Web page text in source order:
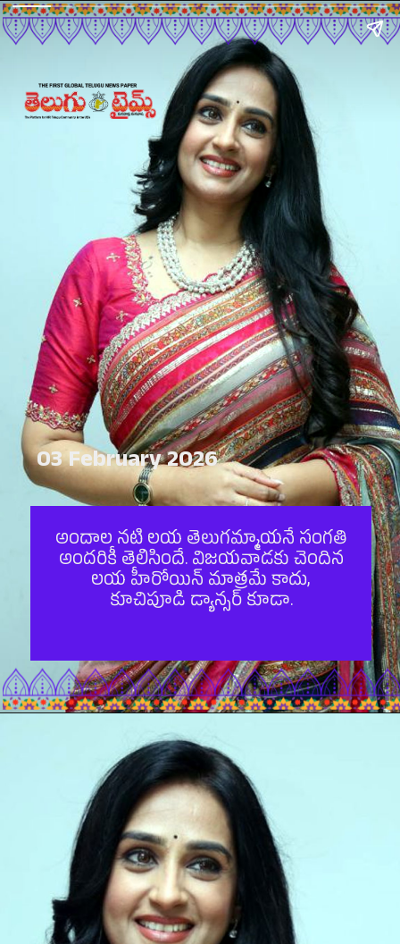
అందాల న‌టి ల‌య తెలుగమ్మాయనే సంగ‌తి
అంద‌రికీ తెలిసిందే. విజ‌య‌వాడ‌కు చెందిన
ల‌య హీరోయిన్ మాత్ర‌మే కాదు,
కూచిపూడి డ్యాన్స‌ర్ కూడా.
03 February 2026